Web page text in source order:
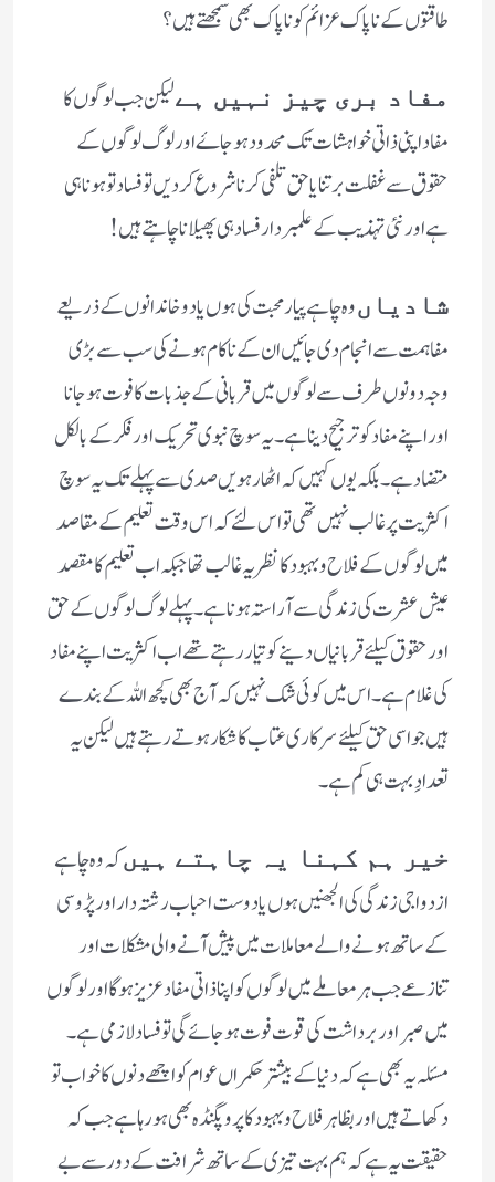
طاقتوں کے ناپاک عزائم کو ناپاک بھی سمجھتے ہیں ؟
مفاد بری چیز نہیں ہےلیکن جب لوگوں کا
مفاد اپنی ذاتی خواہشات تک محدود ہو جاۓ اور لوگ لوگوں کے
حقوق سے غفلت برتنا یا حق تلفی کرنا شروع کر دیں تو فساد تو ہونا ہی
ہے اور نئی تہذیب کے علمبردار فساد ہی پھیلانا چاہتے ہیں !
شادیاںوہ چاہے پیار محبت کی ہوں یا دو خاندانوں کے ذریعے
مفاہمت سے انجام دی جائیں ان کے ناکام ہونے کی سب سے بڑی
وجہ دونوں طرف سے لوگوں میں قربانی کے جذبات کا فوت ہو جانا
اور اپنے مفاد کو ترجیح دینا ہے ۔یہ سوچ نبوی تحریک اور فکر کے بالکل
متضاد ہے ۔بلکہ یوں کہیں کہ اٹھارہویں صدی سے پہلے تک یہ سوچ
اکثریت پر غالب نہیں تھی تو اس لئے کہ اس وقت تعلیم کےمقاصد
میں لوگوں کے فلاح و بہبود کا نظریہ غالب تھا جبکہ اب تعلیم کا مقصد
عیش عشرت کی زندگی سے آراستہ ہونا ہے ۔ پہلے لوگ لوگوں کے حق
اور حقوق کیلئے قربانیاں دینے کو تیار رہتے تھے اب اکثریت اپنے مفاد
کی غلام ہے ۔اس میں کوئی شک نہیں کہ آج بھی کچھ اللہ کے بندے
ہیں جو اسی حق کیلئے سرکاری عتاب کا شکار ہوتے رہتے ہیں لیکن یہ
تعدادِ بہت ہی کم ہے ۔
خیر ہم کہنا یہ چاہتے ہیںکہ وہ چاہے
ازدواجی زندگی کی الجھنیں ہوں یا دوست احباب رشتہ دار اور پڑوسی
کے ساتھ ہونے والے معاملات میں پیش آنے والی مشکلات اور
تنازعے جب ہر معاملے میں لوگوں کو اپنا ذاتی مفاد عزیز ہوگا اور لوگوں
میں صبر اور برداشت کی قوت فوت ہو جائے گی تو فساد لازمی ہے ۔
مسئلہ یہ بھی ہے کہ دنیا کے بیشتر حکمراں عوام کو اچھے دنوں کا خواب تو
دکھاتے ہیں اور بظاہر فلاح وبہبود کا پروپگنڈہ بھی ہو رہا ہے جب کہ
حقیقت یہ ہے کہ ہم بہت تیزی کے ساتھ شرافت کے دور سے بے